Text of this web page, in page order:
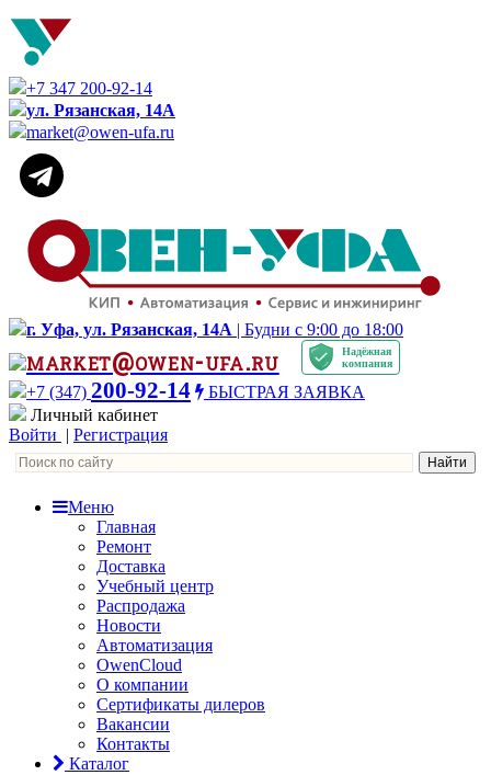
+7 347 200-92-14
ул. Рязанская, 14А
market@owen-ufa.ru
г. Уфа, ул. Рязанская, 14А | Будни с 9:00 до 18:00
market@owen-ufa.ru
Надёжная
компания
+7 (347) 200-92-14
БЫСТРАЯ ЗАЯВКА
Личный кабинет
Войти | Регистрация
Меню
Главная
Ремонт
Доставка
Учебный центр
Распродажа
Новости
Автоматизация
OwenCloud
О компании
Сертификаты дилеров
Вакансии
Контакты
Каталог